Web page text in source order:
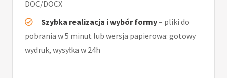
DOC/DOCX
Szybka realizacja i wybór formy– pliki do
pobrania w 5 minut lub wersja papierowa: gotowy
wydruk, wysyłka w 24h